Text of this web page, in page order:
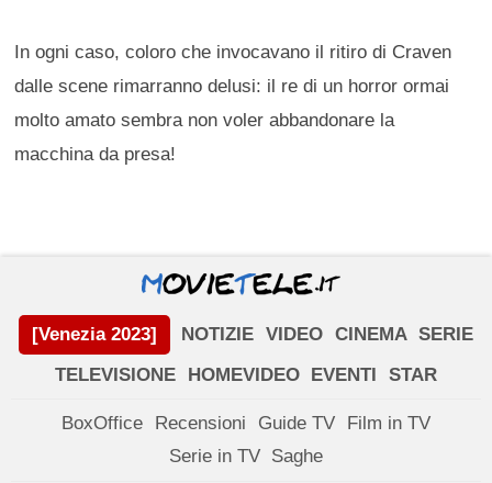
In ogni caso, coloro che invocavano il ritiro di Craven
dalle scene rimarranno delusi: il re di un horror ormai
molto amato sembra non voler abbandonare la
macchina da presa!
[Venezia 2023] NOTIZIE VIDEO CINEMA SERIE
TELEVISIONE
HOMEVIDEO EVENTI STAR
BoxOffice Recensioni Guide TV
Film in TV
Serie in TV Saghe